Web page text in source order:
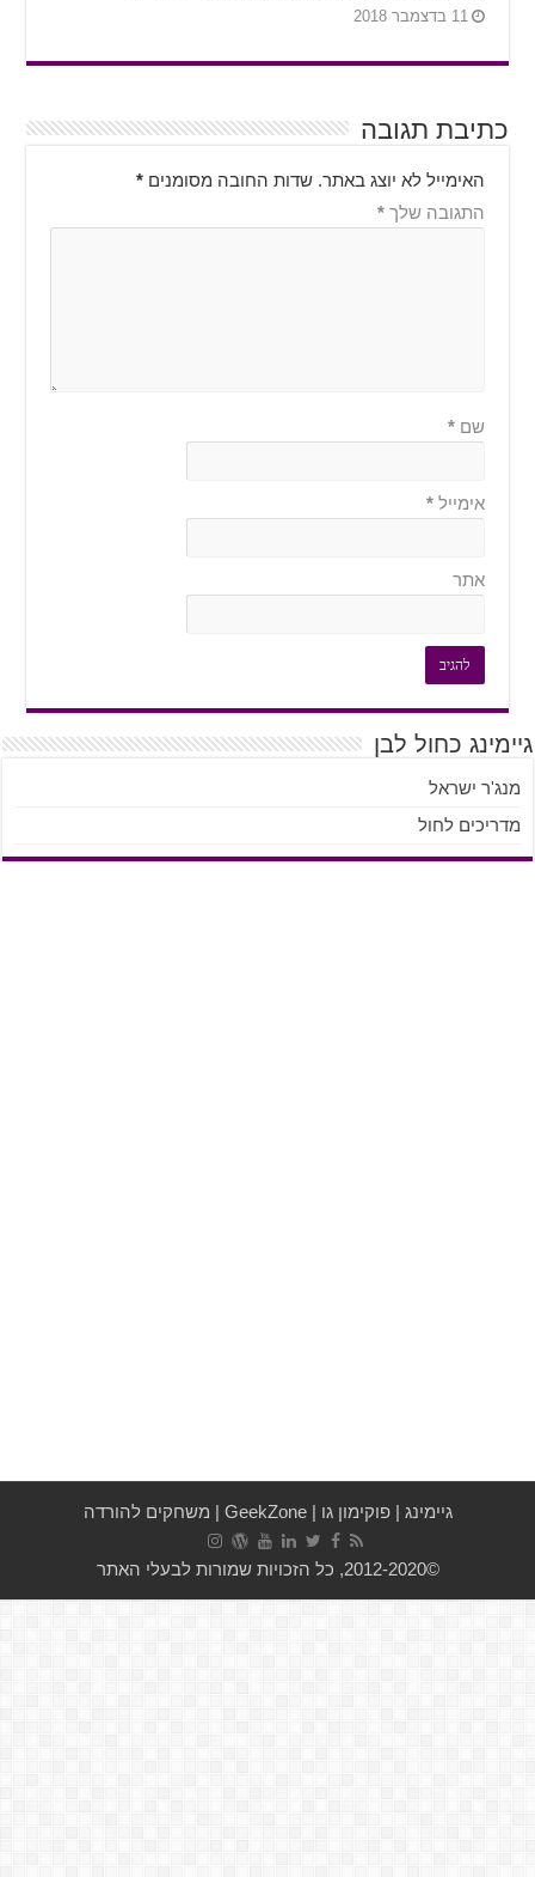
11 בדצמבר 2018
כתיבת תגובה
האימייל לא יוצג באתר. שדות החובה מסומנים*
התגובה שלך*
שם*
אימייל*
אתר
כחול לבן
ישראל
לחול
גיימינג|פוקימון גו|
GeekZone
|משחקים להורדה